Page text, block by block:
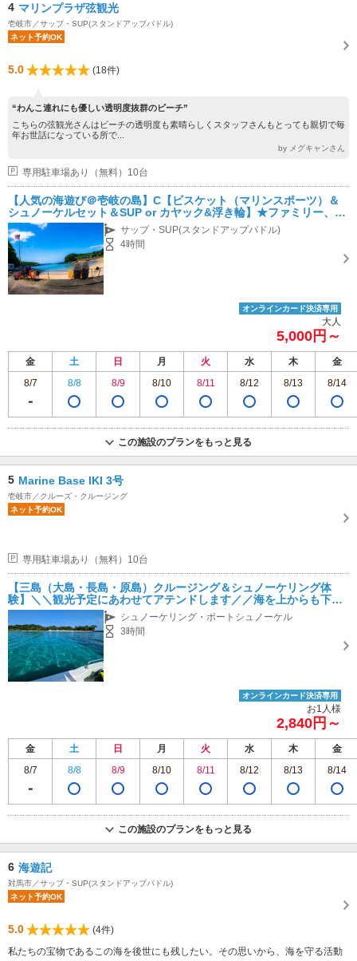
4 マリンプラザ弦観光
壱岐市／サップ・SUP(スタンドアップパドル)
ネット予約OK
5.0 (18件)
“わんこ連れにも優しい透明度抜群のビーチ”
こちらの弦観光さんはビーチの透明度も素晴らしくスタッフさんもとっても親切で毎
年お世話になっている所で...
by メグキャンさん
専用駐車場あり（無料）10台
【人気の海遊び＠壱岐の島】C【ビスケット（マリンスポーツ）＆
シュノーケルセット＆SUP or カヤック&浮き輪】★ファミリー、友
達同士、カップル、全ての方にオススメ★じゃらん限定プラン
サップ・SUP(スタンドアップパドル)
4時間
オンラインカード決済専用
大人
5,000円～
金 土 日 月 火 水 木
金
8/7
8/8 8/9 8/10 8/11 8/12 8/13 8/14
この施設のプランをもっと見る
5 Marine Base IKI 3号
壱岐市／クルーズ・クルージング
ネット予約OK
専用駐車場あり（無料）10台
【三島（大島・長島・原島）クルージング＆シュノーケリング体
験】＼＼観光予定にあわせてアテンドします／／海を上からも下か
らも楽しむ♪初心者OKだから観光にぴったり【カップル・ファミリ
ー・お友達同士】
シュノーケリング・ボートシュノーケル
3時間
オンラインカード決済専用
お1人様
2,840円～
金 土 日 月 火 水 木
金
8/7
8/8 8/9 8/10 8/11 8/12 8/13 8/14
この施設のプランをもっと見る
6 海遊記
対馬市／サップ・SUP(スタンドアップパドル)
ネット予約OK
5.0
(4件)
私たちの宝物であるこの海を後世にも残したい。その思いから、海を守る活動